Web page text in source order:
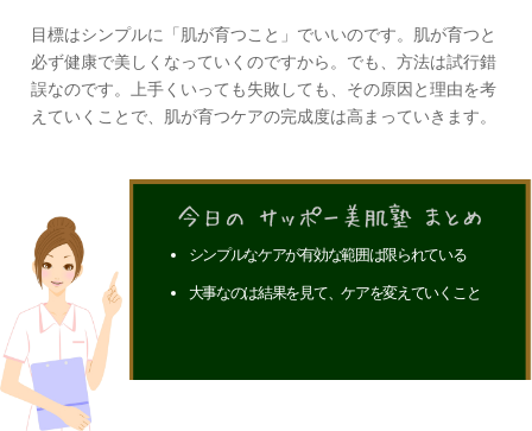
目標はシンプルに「肌が育つこと」でいいのです。肌が育つと
必ず健康で美しくなっていくのですから。でも、方法は試行錯
誤なのです。上手くいっても失敗しても、その原因と理由を考
えていくことで、肌が育つケアの完成度は高まっていきます。
シンプルなケアが有効な範囲は限られている
大事なのは結果を見て、ケアを変えていくこと